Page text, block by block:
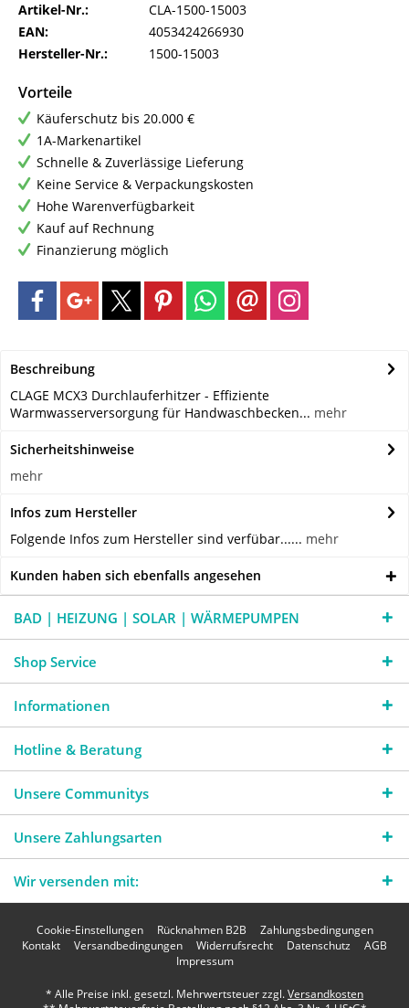
Artikel-Nr.:
CLA-1500-15003
EAN:
4053424266930
Hersteller-Nr.:
1500-15003
Vorteile
Käuferschutz bis 20.000 €
1A-Markenartikel
Schnelle & Zuverlässige Lieferung
Keine Service & Verpackungskosten
Hohe Warenverfügbarkeit
Kauf auf Rechnung
Finanzierung möglich
Beschreibung
CLAGE MCX3 Durchlauferhitzer - Effiziente
Warmwasserversorgung für Handwaschbecken... mehr
Sicherheitshinweise
mehr
Infos zum Hersteller
Folgende Infos zum Hersteller sind verfübar...... mehr
Kunden haben sich ebenfalls angesehen
BAD | HEIZUNG | SOLAR | WÄRMEPUMPEN
Shop Service
Informationen
Hotline & Beratung
Unsere Communitys
Unsere Zahlungsarten
Wir versenden mit:
Cookie-Einstellungen Rücknahmen B2B
Zahlungsbedingungen
Kontakt
Versandbedingungen Widerrufsrecht Datenschutz
AGB
Impressum
* Alle Preise inkl. gesetzl. Mehrwertsteuer zzgl.Versandkosten